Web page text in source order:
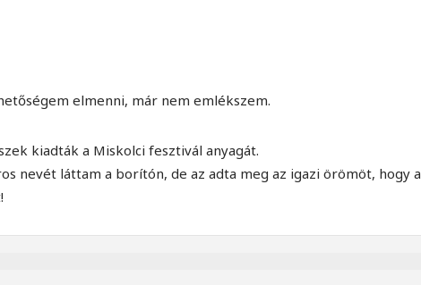
elmenni, már nem emlékszem.
kiadták a Miskolci fesztivál anyagát.
nevét láttam a borítón, de az adta meg az igazi örömöt, hogy a